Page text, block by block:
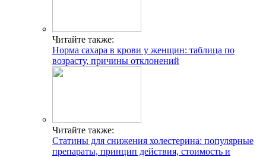
Читайте также:
Норма сахара в крови у женщин: таблица по
возрасту, причины отклонений
Читайте также:
Статины для снижения холестерина: популярные
препараты, принцип действия, стоимость и